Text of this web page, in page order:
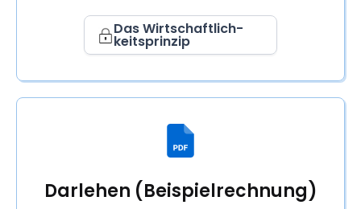
Das Wirtschaftlich-
keitsprinzip
Darlehen (Beispielrechnung)